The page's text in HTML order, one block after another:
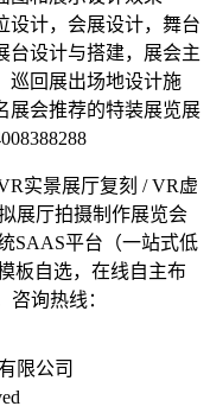
设计，会展设计，舞台
台设计与搭建，展会主
巡回展出场地设计施
展会推荐的特装展览展
实景展厅复刻 / VR虚
展厅拍摄制作展览会
SAAS平台（一站式低
板自选，在线自主布
询热线：
限公司